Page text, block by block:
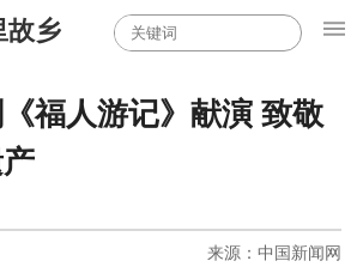
故乡
福人游记》献演 致敬
来源：中国新闻网